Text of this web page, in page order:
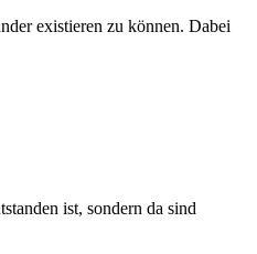
existieren zu können. Dabei
ist, sondern da sind